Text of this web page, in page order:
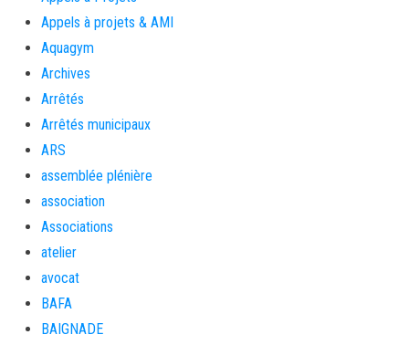
Appels à projets & AMI
Aquagym
Archives
Arrêtés
Arrêtés municipaux
ARS
assemblée plénière
association
Associations
atelier
avocat
BAFA
BAIGNADE